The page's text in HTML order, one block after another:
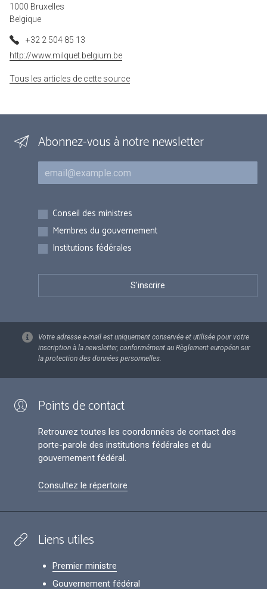
1000 Bruxelles
Belgique
+32 2 504 85 13
http://www.milquet.belgium.be
Tous les articles de cette source
Abonnez-vous à notre newsletter
Courriel
Inscriptions
Conseil des ministres
Membres du gouvernement
Institutions fédérales
Votre adresse e-mail est uniquement conservée et utilisée pour votre
inscription à la newsletter, conformément au Règlement européen sur
la protection des données personnelles.
Points de contact
Retrouvez toutes les coordonnées de contact des
porte-parole des institutions fédérales et du
gouvernement fédéral.
Consultez le répertoire
Liens utiles
Premier ministre
Gouvernement fédéral